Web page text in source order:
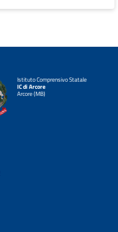
Istituto Comprensivo Statale
IC di Arcore
Arcore (MB)